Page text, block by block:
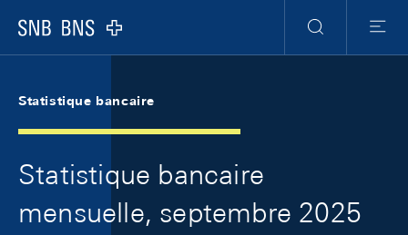
Logo
RechercheMenu
Statistique bancaire
Statistique bancaire
mensuelle, septembre 2025